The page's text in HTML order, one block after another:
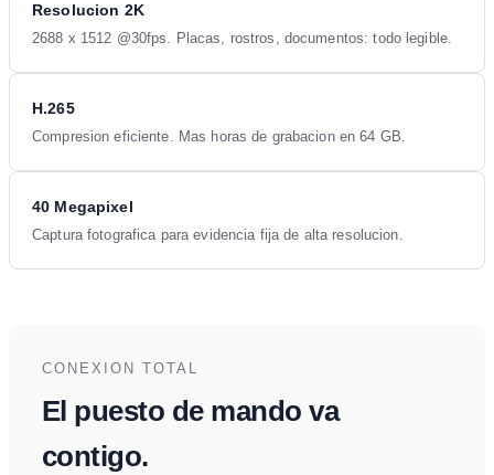
Resolucion 2K
2688 x 1512 @30fps. Placas, rostros, documentos: todo legible.
H.265
Compresion eficiente. Mas horas de grabacion en 64 GB.
40 Megapixel
Captura fotografica para evidencia fija de alta resolucion.
CONEXION TOTAL
El puesto de mando va
contigo.